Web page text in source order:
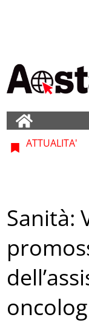
ATTUALITA'
Sanità: